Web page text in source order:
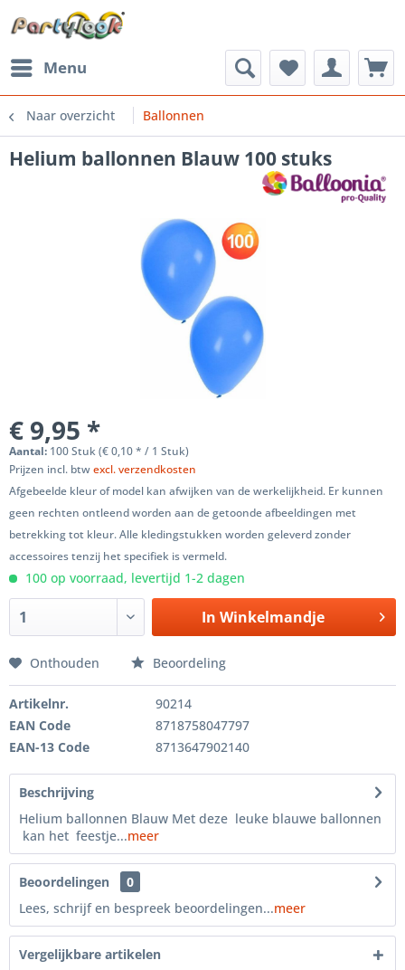
Menu
Naar overzicht Ballonnen
Helium ballonnen Blauw 100 stuks
€ 9,95 *
Aantal: 100 Stuk (€ 0,10 * / 1 Stuk)
Prijzen incl. btwexcl. verzendkosten
Afgebeelde kleur of model kan afwijken van de werkelijkheid. Er kunnen
geen rechten ontleend worden aan de getoonde afbeeldingen met
betrekking tot kleur. Alle kledingstukken worden geleverd zonder
accessoires tenzij het specifiek is vermeld.
100 op voorraad, levertijd 1-2 dagen
In Winkelmandje
Onthouden Beoordeling
Artikelnr.
90214
EAN Code
8718758047797
EAN-13 Code
8713647902140
Beschrijving
Helium ballonnen Blauw Met deze leuke blauwe ballonnen
kan het feestje...meer
Beoordelingen
0
Lees, schrijf en bespreek beoordelingen...meer
Vergelijkbare artikelen